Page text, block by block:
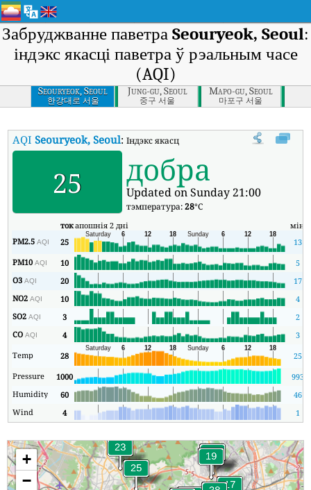
Забруджванне паветра Seouryeok, Seoul:
індэкс якасці паветра ў рэальным часе
(AQI)
Seouryeok, Seoul
한강대로 서울
Jung-gu, Seoul
중구 서울
Mapo-gu, Seoul
마포구 서울
AQISeouryeok, Seoul:Індэкс якасці паветра Seouryeok, Seoul у
25 добра
Updated on Sunday 21:00
тэмпература:28°C
токапошнія 2 дні мін
PM2.5AQI 25
13
PM10AQI 10
5
O3AQI 20
17
NO2AQI 10
4
SO2AQI 3
2
COAQI 4
3
Temp
28
25
Pressure
1000 993
Humidity
60
46
Wind
4 1
+
−